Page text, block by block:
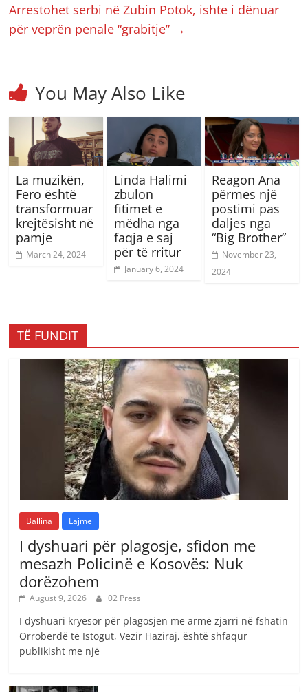
Arrestohet serbi në Zubin Potok, ishte i dënuar
për veprën penale “grabitje” →
You May Also Like
La muzikën,
Fero është
transformuar
krejtësisht në
pamje
March 24, 2024
Linda Halimi
zbulon
fitimet e
mëdha nga
faqja e saj
për të rritur
January 6, 2024
Reagon Ana
përmes një
postimi pas
daljes nga
“Big Brother”
November 23,
2024
TË FUNDIT
Ballina Lajme
I dyshuari për plagosje, sfidon me
mesazh Policinë e Kosovës: Nuk
dorëzohem
August 9, 2026 02 Press
I dyshuari kryesor për plagosjen me armë zjarri në fshatin
Orroberdë të Istogut, Vezir Haziraj, është shfaqur
publikisht me një